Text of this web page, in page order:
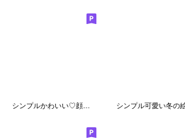
シンプルかわいい♡顔絵文字set